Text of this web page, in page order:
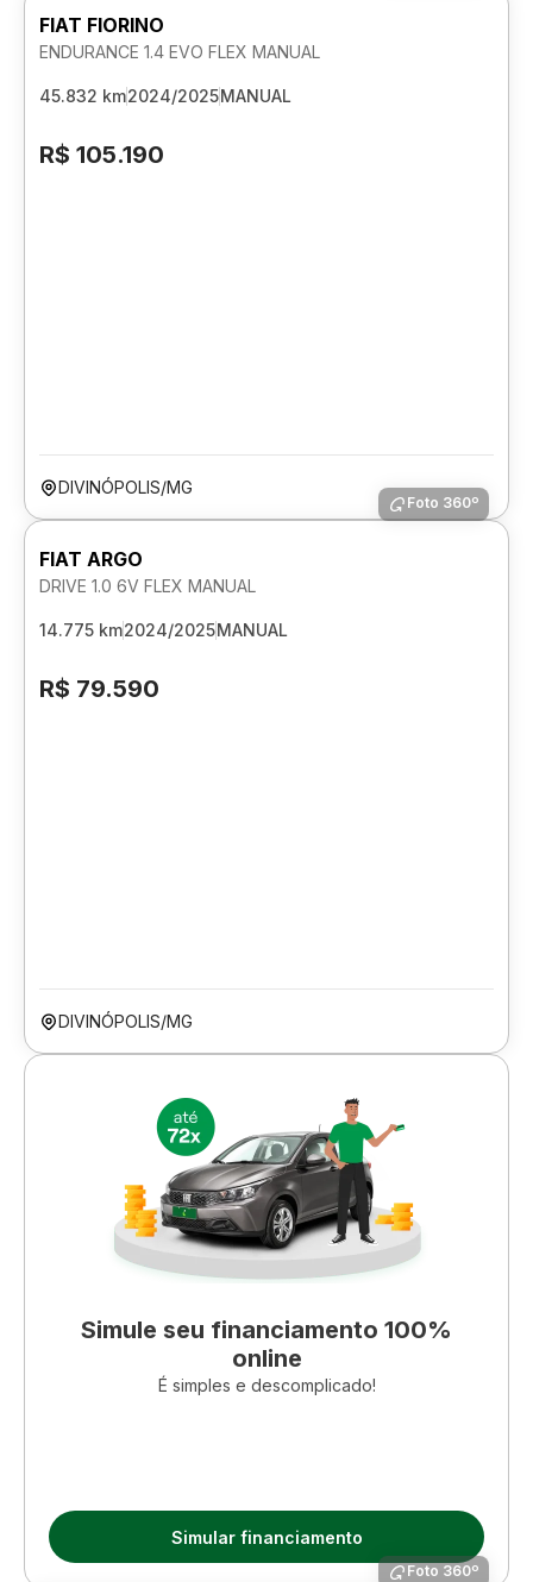
FIAT FIORINO
ENDURANCE 1.4 EVO FLEX MANUAL
45.832 km2024/2025MANUAL
R$ 105.190
DIVINÓPOLIS/MG
Foto 360º
FIAT ARGO
DRIVE 1.0 6V FLEX MANUAL
14.775 km2024/2025MANUAL
R$ 79.590
DIVINÓPOLIS/MG
Simule seu financiamento 100%
online
É simples e descomplicado!
Simular financiamento
Foto 360º